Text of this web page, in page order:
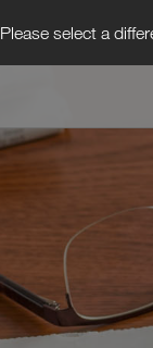
Please select a